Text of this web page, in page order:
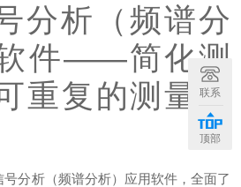
分析（频谱分
件——简化测
重复的测量结
分析（频谱分析）应用软件，全面了
联系
顶部